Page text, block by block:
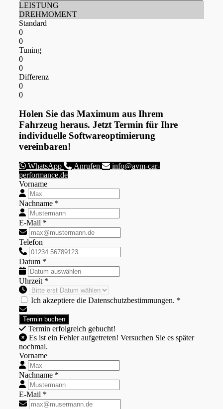
LEISTUNG
DREHMOMENT
Standard
0
0
Tuning
0
0
Differenz
0
0
Holen Sie das Maximum aus Ihrem
Fahrzeug heraus. Jetzt Termin für Ihre
individuelle Softwareoptimierung
vereinbaren!
WhatsApp Anrufen
info@avm-car-
performance.de
Vorname
Nachname *
E-Mail *
Telefon
Datum *
Uhrzeit *
Ich akzeptiere die Datenschutzbestimmungen. *
Termin erfolgreich gebucht!
nochmal.
Vorname
Nachname *
E-Mail *